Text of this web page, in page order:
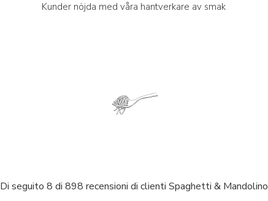
Kunder nöjda med våra hantverkare av smak
Di seguito 8 di 898 recensioni di clienti Spaghetti & Mandolino